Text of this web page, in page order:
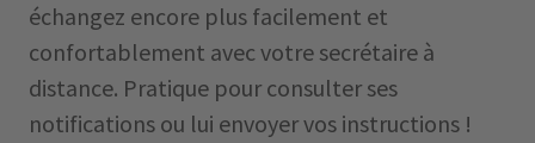
échangez encore plus facilement et
confortablement avec votre secrétaire à
distance. Pratique pour consulter ses
notifications ou lui envoyer vos instructions !